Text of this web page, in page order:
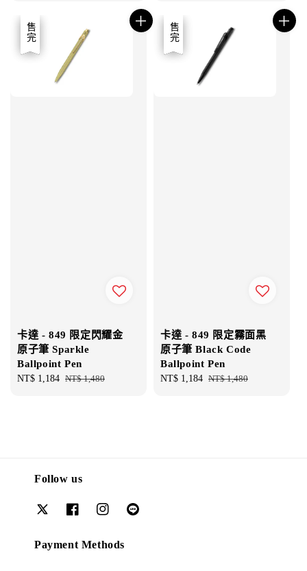
優惠
售完
卡達 - 849 限定閃耀金
原子筆 Sparkle
Ballpoint Pen
Sale
NT$ 1,184 Regular
NT$ 1,480
優惠
售完
卡達 - 849 限定霧面黑
原子筆 Black Code
Ballpoint Pen
Sale
NT$ 1,184 Regular
NT$ 1,480
Follow us
Payment Methods